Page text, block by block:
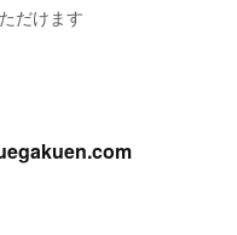
だけます